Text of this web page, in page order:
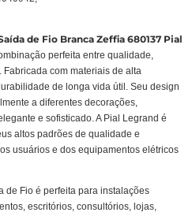
de Fio Branca Zeffia 680137 Pial
perfeita entre qualidade,
com materiais de alta
de longa vida útil. Seu design
a diferentes decorações,
e sofisticado. A Pial Legrand é
altos padrões de qualidade e
usuários e dos equipamentos elétricos
de Fio é perfeita para instalações
escritórios, consultórios, lojas,